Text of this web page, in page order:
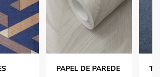
PAPEL DE PAREDE